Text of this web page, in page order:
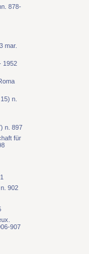
878-
mar.
1952
n.
n. 897
für
902
907